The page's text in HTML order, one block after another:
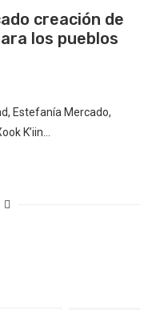
creación de
los pueblos
Estefanía Mercado,
K’iin…